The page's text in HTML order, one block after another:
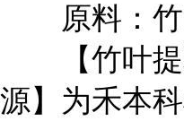
原料：竹
【竹叶提
源】为禾本